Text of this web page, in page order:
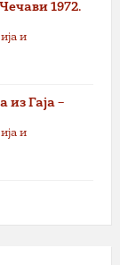
1972.
и
из Гаја –
и